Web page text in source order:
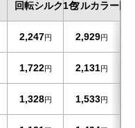
回転シルク1色フルカラー回
2,247円 2,929円
1,722円 2,131円
1,328円 1,533円